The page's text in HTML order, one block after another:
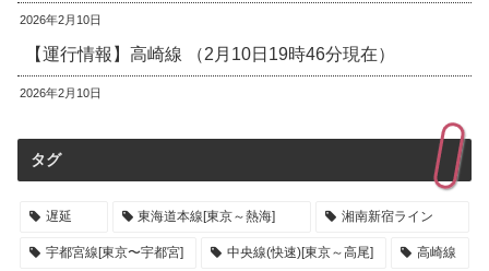
2026年2月10日
【運行情報】高崎線 （2月10日19時46分現在）
2026年2月10日
タグ
遅延 東海道本線[東京～熱海] 湘南新宿ライン
宇都宮線[東京〜宇都宮] 中央線(快速)[東京～高尾] 高崎線